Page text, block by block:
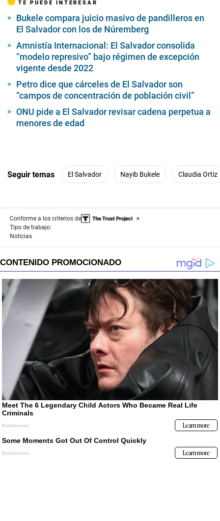
TE PUEDE INTERESAR
Bukele compara juicio masivo de pandilleros en
El Salvador con los de Núremberg
Amnistía Internacional: El Salvador consolida
“modelo represivo” bajo régimen de excepción
vigente desde 2022
Petro dice que cárceles de El Salvador son
“campos de concentración de población civil”
ONU pide a El Salvador revisar cadena perpetua a
menores de edad
Seguir temas El Salvador Nayib Bukele Claudia Ortiz
Conforme a los criterios de
Tipo de trabajo:
Noticias